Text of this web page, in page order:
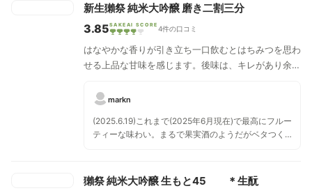
新生獺祭 純米大吟醸 磨き二割三分
3.85SAKEAI SCORE 4件の口コミ
はなやかな香りが引き立ち一口飲むとはちみつを思わ
せる上品な甘味を感じます。後味は、キレがあり余韻
markn
(2025.6.19)これまで(2025年6月現在)で最高にフルー
ティーな味わい。まるで果実酒のようだがベタつく
い。 (2025.11.8)「新生」のつかない獺祭磨き二割三
分と飲み比べ。どちらも極上の味だが、比べると、
獺祭 純米大吟醸 生もと45 ＊生酛